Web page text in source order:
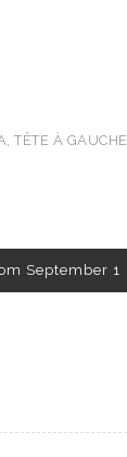
TÊTE À GAUCHE
September 1